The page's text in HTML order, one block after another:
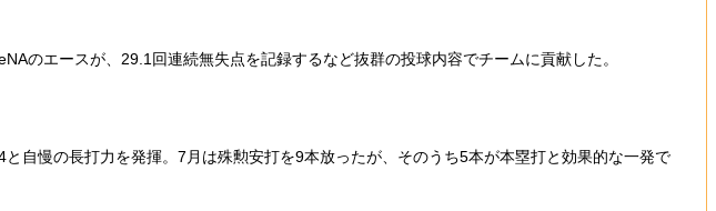
のエースが、29.1回連続無失点を記録するなど抜群の投球内容でチームに貢献した。
慢の長打力を発揮。7月は殊勲安打を9本放ったが、そのうち5本が本塁打と効果的な一発で